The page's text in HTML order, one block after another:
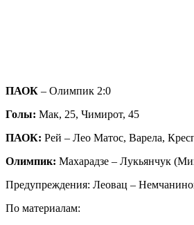
ПАОК – Олимпик 2:0
Голы: Мак, 25, Чимирот, 45
ПАОК: Рей – Лео Матос, Варела,
Олимпик: Махарадзе – Лукьянчук
Предупреждения: Леовац –
По материалам: